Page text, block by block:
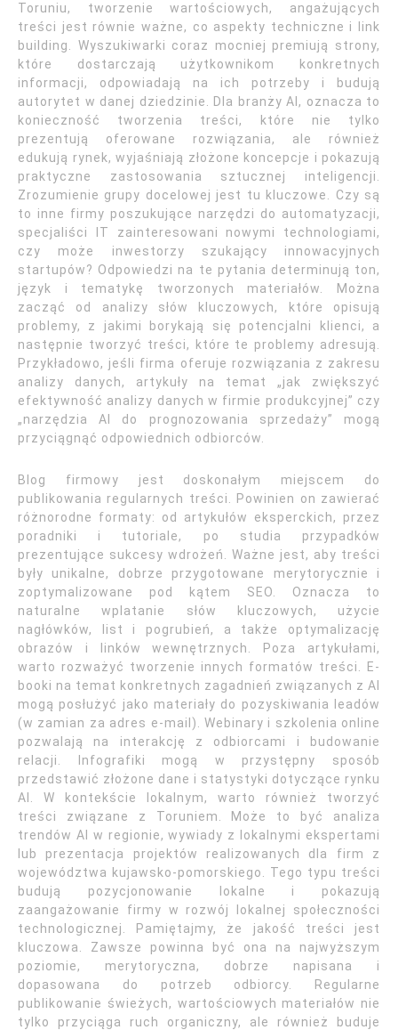
Toruniu, tworzenie wartościowych, angażujących
treści jest równie ważne, co aspekty techniczne i link
building. Wyszukiwarki coraz mocniej premiują strony,
które dostarczają użytkownikom konkretnych
informacji, odpowiadają na ich potrzeby i budują
autorytet w danej dziedzinie. Dla branży AI, oznacza to
konieczność tworzenia treści, które nie tylko
prezentują oferowane rozwiązania, ale również
edukują rynek, wyjaśniają złożone koncepcje i pokazują
praktyczne zastosowania sztucznej inteligencji.
Zrozumienie grupy docelowej jest tu kluczowe. Czy są
to inne firmy poszukujące narzędzi do automatyzacji,
specjaliści IT zainteresowani nowymi technologiami,
czy może inwestorzy szukający innowacyjnych
startupów? Odpowiedzi na te pytania determinują ton,
język i tematykę tworzonych materiałów. Można
zacząć od analizy słów kluczowych, które opisują
problemy, z jakimi borykają się potencjalni klienci, a
następnie tworzyć treści, które te problemy adresują.
Przykładowo, jeśli firma oferuje rozwiązania z zakresu
analizy danych, artykuły na temat „jak zwiększyć
efektywność analizy danych w firmie produkcyjnej” czy
„narzędzia AI do prognozowania sprzedaży” mogą
przyciągnąć odpowiednich odbiorców.
Blog firmowy jest doskonałym miejscem do
publikowania regularnych treści. Powinien on zawierać
różnorodne formaty: od artykułów eksperckich, przez
poradniki i tutoriale, po studia przypadków
prezentujące sukcesy wdrożeń. Ważne jest, aby treści
były unikalne, dobrze przygotowane merytorycznie i
zoptymalizowane pod kątem SEO. Oznacza to
naturalne wplatanie słów kluczowych, użycie
nagłówków, list i pogrubień, a także optymalizację
obrazów i linków wewnętrznych. Poza artykułami,
warto rozważyć tworzenie innych formatów treści. E-
booki na temat konkretnych zagadnień związanych z AI
mogą posłużyć jako materiały do pozyskiwania leadów
(w zamian za adres e-mail). Webinary i szkolenia online
pozwalają na interakcję z odbiorcami i budowanie
relacji. Infografiki mogą w przystępny sposób
przedstawić złożone dane i statystyki dotyczące rynku
AI. W kontekście lokalnym, warto również tworzyć
treści związane z Toruniem. Może to być analiza
trendów AI w regionie, wywiady z lokalnymi ekspertami
lub prezentacja projektów realizowanych dla firm z
województwa kujawsko-pomorskiego. Tego typu treści
budują pozycjonowanie lokalne i pokazują
zaangażowanie firmy w rozwój lokalnej społeczności
technologicznej. Pamiętajmy, że jakość treści jest
kluczowa. Zawsze powinna być ona na najwyższym
poziomie, merytoryczna, dobrze napisana i
dopasowana do potrzeb odbiorcy. Regularne
publikowanie świeżych, wartościowych materiałów nie
tylko przyciąga ruch organiczny, ale również buduje